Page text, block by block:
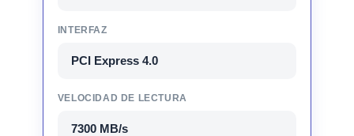
INTERFAZ
PCI Express 4.0
VELOCIDAD DE LECTURA
7300 MB/s